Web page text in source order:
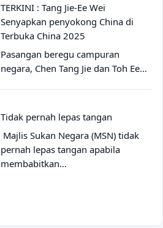
TERKINI : Tang Jie-Ee Wei
Senyapkan penyokong China di
Terbuka China 2025
Pasangan beregu campuran
negara, Chen Tang Jie dan Toh Ee…
Tidak pernah lepas tangan
Majlis Sukan Negara (MSN) tidak
pernah lepas tangan apabila
membabitkan…